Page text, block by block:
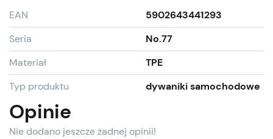
EAN
5902643441293
Seria
No.77
Materiał
TPE
Typ produktu
dywaniki samochodowe
Opinie
Nie dodano jeszcze żadnej opinii!